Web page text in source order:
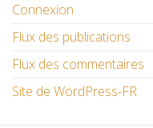
Connexion
Flux des publications
Flux des commentaires
Site de WordPress-FR